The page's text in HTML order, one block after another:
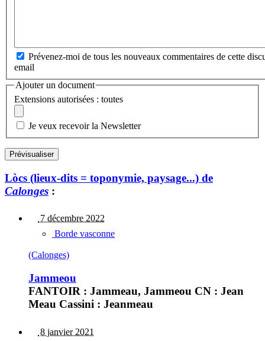
Prévenez-moi de tous les nouveaux commentaires de cette
email
Ajouter un document
Extensions autorisées : toutes
Je veux recevoir la Newsletter
Lòcs (lieux-dits = toponymie, paysage...) de
Calonges :
7 décembre 2022
Borde vasconne
(Calonges)
Jammeou
FANTOIR : Jammeau, Jammeou CN : Jean
Meau Cassini : Jeanmeau
8 janvier 2021